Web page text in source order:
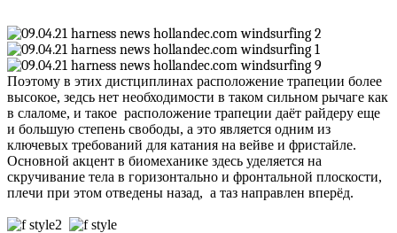
Поэтому в этих дистциплинах расположение трапеции более
высокое, зедсь нет необходимости в таком сильном рычаге как
в слаломе, и такое расположение трапеции даёт райдеру еще
и большую степень свободы, а это является одним из
ключевых требований для катания на вейве и фристайле.
Основной акцент в биомеханике здесь уделяется на
скручивание тела в горизонтально и фронтальной плоскости,
плечи при этом отведены назад, а таз направлен вперёд.